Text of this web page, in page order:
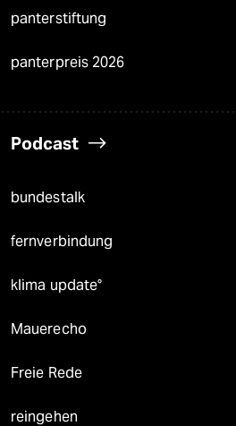
panterstiftung
panterpreis 2026
Podcast
bundestalk
fernverbindung
klima update°
Mauerecho
Freie Rede
reingehen